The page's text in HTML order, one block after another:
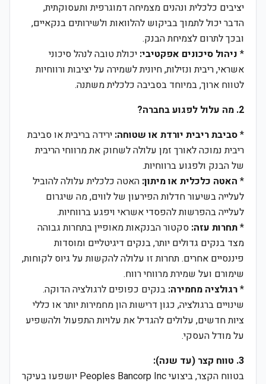
יציבים כלכלית ונהנים מצמיחה דמוגרפית ותעסוקתית,
הדבר יכול לתמוך בביקוש להלוואות ולשירותים בנקאיים,
ובכך לתרום לצמיחת הבנק.
* ניהול סיכונים אפקטיבי: יכולת טובה לנהל סיכוני
אשראי, ריבית ונזילות, חיונית לשמירה על יציבות ורווחיות
לטווח ארוך, במיוחד בסביבה כלכלית משתנה.
2. מה עלול לפגוע בחברה?
*סביבת ריבית יורדת או שטוחה: ירידה בריבית או סביבת
ריבית נמוכה לאורך זמן עלולה לשחוק את מרווחי הריבית
של הבנק ולפגוע ברווחיות.
* האטה כלכלית או מיתון: האטה כלכלית עלולה להוביל
לעלייה בשיעור חדלות הפירעון של לווים, מה שיגרום
לעלייה בהפרשות להפסדי אשראי ויפגע ברווחיות.
*תחרות עזה: סקטור הבנקאות מאופיין בתחרות גבוהה
מצד בנקים גדולים יותר, בנקים דיגיטליים ומוסדות
פיננסיים אחרים. תחרות זו עלולה להקשות על גיוס לקוחות,
שימורם ועל שמירת מרווחי רווח.
*רגולציה מחמירה: בנקים כפופים לרגולציה הדוקה.
שינויים ברגולציה, כגון דרישות הון מחמירות יותר או כללי
ציות חדשים, עלולים להגדיל את עלויות התפעול ולהשפיע
על מודל העסקי.
3. טווח קצר (עד שנה):
בטווח הקצר, ביצועי Peoples Bancorp Inc יושפעו בעיקר